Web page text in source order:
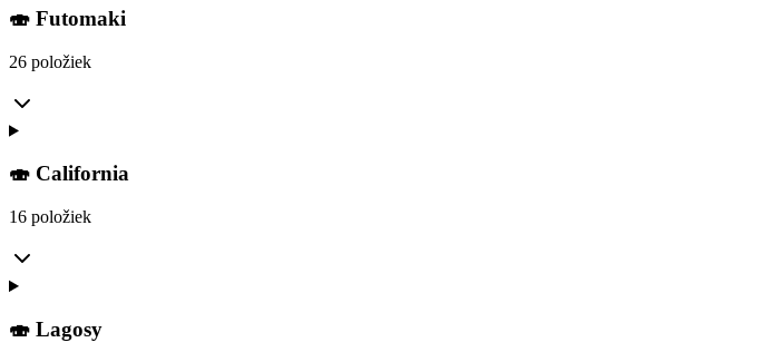
🍣 Futomaki
26 položiek
🍣 California
16 položiek
🍣 Lagosy